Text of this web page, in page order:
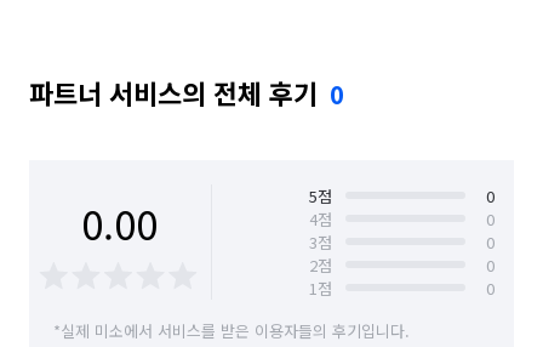
파트너 서비스의 전체 후기 0
0.00 5점
0
4점
0
3점
0
2점
0
1점
0
*실제 미소에서 서비스를 받은 이용자들의 후기입니다.